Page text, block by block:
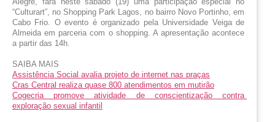
“Culturart”, no Shopping Park Lagos, no bairro Novo Portinho, em
Cabo Frio. O evento é organizado pela Universidade Veiga de
Almeida em parceria com o shopping. A apresentação acontece
a partir das 14h.
SAIBA MAIS
Assistência Social avalia projeto de internet nas praças
Cras Central realiza quase 800 atendimentos em mutirão
Cogecria promove atividade de conscientização contra
exploração sexual infantil